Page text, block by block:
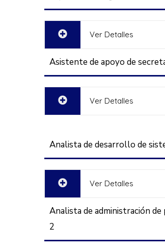
Ver Detalles
Asistente de apoyo de
Ver Detalles
Analista de desarrollo de
Ver Detalles
Analista de administración
2